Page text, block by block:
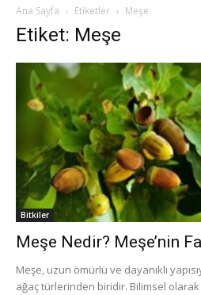
Ana Sayfa Etiketler Meşe
Etiket: Meşe
Bitkiler
Meşe Nedir? Meşe’nin
Meşe, uzun ömürlü ve dayanıklı
ağaç türlerinden biridir. Bilimsel